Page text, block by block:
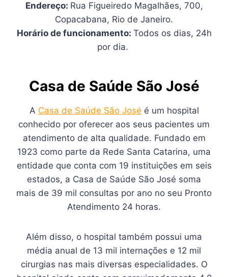
Endereço: Rua Figueiredo Magalhães, 700,
Copacabana, Rio de Janeiro.
Horário de funcionamento: Todos os dias, 24h
por dia.
Casa de Saúde São José
A Casa de Saúde São José é um hospital
conhecido por oferecer aos seus pacientes um
atendimento de alta qualidade. Fundado em
1923 como parte da Rede Santa Catarina, uma
entidade que conta com 19 instituições em seis
estados, a Casa de Saúde São José soma
mais de 39 mil consultas por ano no seu Pronto
Atendimento 24 horas.
Além disso, o hospital também possui uma
média anual de 13 mil internações e 12 mil
cirurgias nas mais diversas especialidades. O